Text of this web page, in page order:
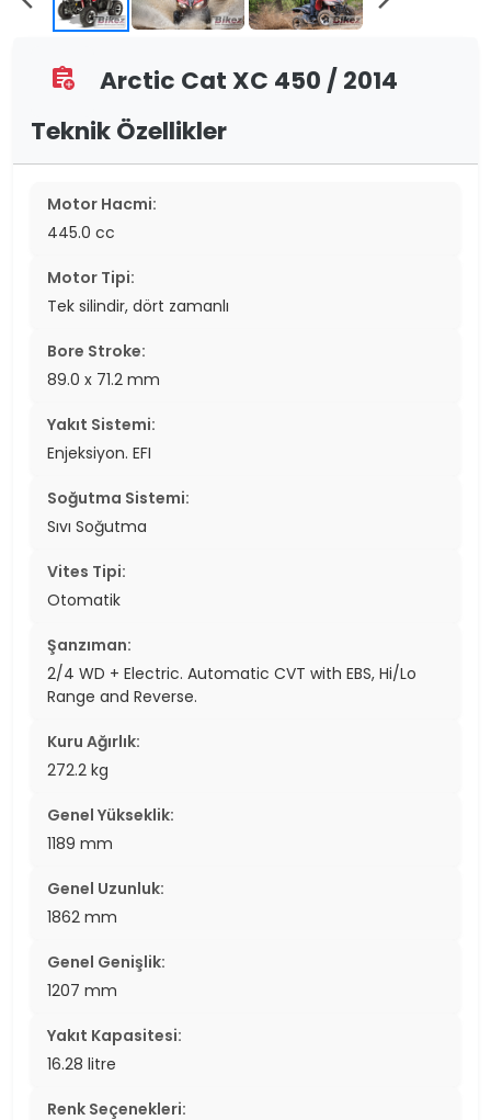
assignment_add
Arctic Cat XC 450 / 2014
Teknik Özellikler
Motor Hacmi:
445.0 cc
Motor Tipi:
Tek silindir, dört zamanlı
Bore Stroke:
89.0 x 71.2 mm
Yakıt Sistemi:
Enjeksiyon. EFI
Soğutma Sistemi:
Sıvı Soğutma
Vites Tipi:
Otomatik
Şanzıman:
2/4 WD + Electric. Automatic CVT with EBS, Hi/Lo
Range and Reverse.
Kuru Ağırlık:
272.2 kg
Genel Yükseklik:
1189 mm
Genel Uzunluk:
1862 mm
Genel Genişlik:
1207 mm
Yakıt Kapasitesi:
16.28 litre
Renk Seçenekleri: